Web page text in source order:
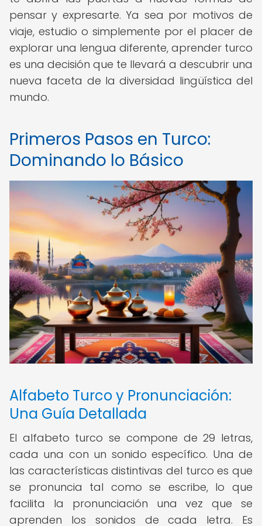
pensar y expresarte. Ya sea por motivos de
viaje, estudio o simplemente por el placer de
explorar una lengua diferente, aprender turco
es una decisión que te llevará a descubrir una
nueva faceta de la diversidad lingüística del
mundo.
Primeros Pasos en Turco:
Dominando lo Básico
Alfabeto Turco y Pronunciación:
Una Guía Detallada
El alfabeto turco se compone de 29 letras,
cada una con un sonido específico. Una de
las características distintivas del turco es que
se pronuncia tal como se escribe, lo que
facilita la pronunciación una vez que se
aprenden los sonidos de cada letra. Es